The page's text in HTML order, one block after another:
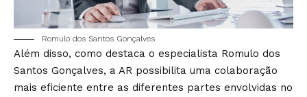
Romulo dos Santos Gonçalves
Além disso, como destaca o especialista Romulo dos
Santos Gonçalves, a AR possibilita uma colaboração
mais eficiente entre as diferentes partes envolvidas no